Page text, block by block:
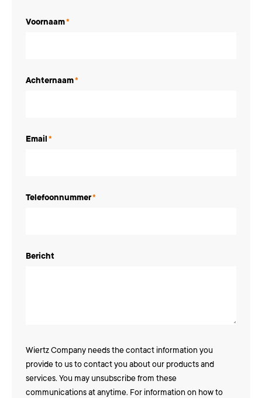
Voornaam*
Achternaam*
Email*
Telefoonnummer*
Bericht
Wiertz Company needs the contact information you
provide to us to contact you about our products and
services. You may unsubscribe from these
communications at anytime. For information on how to